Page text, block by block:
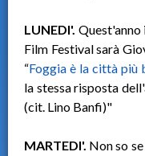
LUNEDI'. Quest'anno
Film Festival sarà
“Foggia è la città più
la stessa risposta
(cit. Lino Banfi)"
MARTEDI'. Non so